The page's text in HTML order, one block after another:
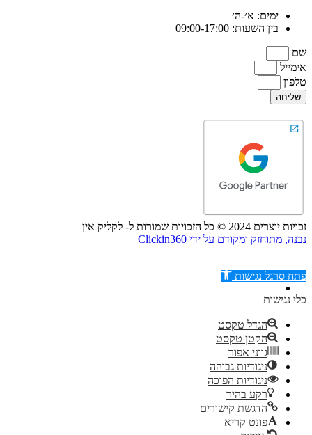
ימים: א׳-ה׳
בין השעות: 09:00-17:00
שם
אימייל
טלפון
שליחה
זכויות יוצרים 2024 © כל הזכויות שמורות ל- לקליק אין
נבנה, מתוחזק ומקודם על ידי Clickin360
דילוג לתוכן
פתח סרגל נגישות
כלי נגישות
הגדל טקסט
הקטן טקסט
גווני אפור
ניגודיות גבוהה
ניגודיות הפוכה
רקע בהיר
הדגשת קישורים
פונט קריא